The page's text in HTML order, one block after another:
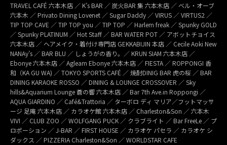
TRAVEL CAFÉ 六本木店 ／ K’s BAR ／ 炭火BAR 集 六本木店 ／ ベル・オーブ
六本木 ／ Privato Dining Lovenet ／ Sugar Daddy ／ VIRUS ／ VIRTUS2 ／
TIP TOP CAVE ／ TIP TOP you ／ TIP TOP ／ Harlem freak ／ Spunky GOLD
／ Spunky PLATINUM ／ Hot Staff ／ BAR WATER POT ／ アボットチョイス
六本木店 ／ ヘアメイク・着付け専門店 GEKKABIJIN 本店 ／ Cecile Aoki New
NANAy’s ／ BAR BLU ／ しょうがの香り。／ KRUN SIAM 六本木店 ／
Ebonye 六本木店 ／ Agleam Ebonye 六本木店 ／ FIESTA ／ ROPPONGI 香
和（KA GU WA) ／ TOKYO SPORTS CAFÉ ／ 焼酎DINIG BAR 虎の桜 ／ BAR
DINING KARAOKE ROSSO ／ DINING & LOUNGE CROSSOVER ／ Sky
hills&Aquarium Lounge 蒼の響 六本木店 ／ Bar 7th Ave.in Roppongi ／
AQUA GIARDINO ／ Café&Trattoria ／ ターボロ ディ マリア／フットマッサ
ージ 足庵 六本木店 ／ カラオケ館 六本木店 ／ Charleston&Son ／ 六本木
VIVI ／ CLUB ZOO ／ WOLFGANG PUCK ／ クラブライト ／ Bar FreeLe ／ プ
ロポーション ／ J-BAR ／ FIRST HOUSE ／ カラオケ パセラ ／ カラオケ シ
ダックス ／ PIZZERIA Charleston&Son ／ WORLDSTAR CAFE